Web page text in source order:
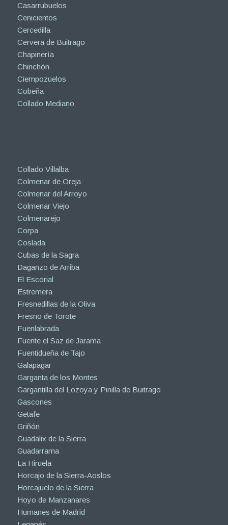
Casarrubuelos
Cenicientos
Cercedilla
Cervera de Buitrago
Chapinería
Chinchón
Ciempozuelos
Cobeña
Collado Mediano
Collado Villalba
Colmenar de Oreja
Colmenar del Arroyo
Colmenar Viejo
Colmenarejo
Corpa
Coslada
Cubas de la Sagra
Daganzo de Arriba
El Escorial
Estremera
Fresnedillas de la Oliva
Fresno de Torote
Fuenlabrada
Fuente el Saz de Jarama
Fuentidueña de Tajo
Galapagar
Garganta de los Montes
Gargantilla del Lozoya y Pinilla de Buitrago
Gascones
Getafe
Griñón
Guadalix de la Sierra
Guadarrama
La Hiruela
Horcajo de la Sierra-Aoslos
Horcajuelo de la Sierra
Hoyo de Manzanares
Humanes de Madrid